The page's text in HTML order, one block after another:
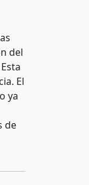
del
El
ya
de